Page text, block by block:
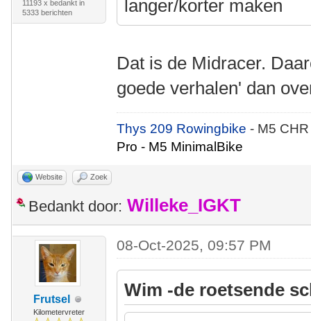
11193 x bedankt in
5333 berichten
langer/korter maken
Dat is de Midracer.
goede verhalen' dan
Thys 209 Rowingbike- M5
Pro - M5 MinimalBike
Website Zoek
Bedankt door: Willeke_IGKT
Frutsel
Kilometervreter
08-Oct-2025, 09:57 PM
Wim -de roetsende